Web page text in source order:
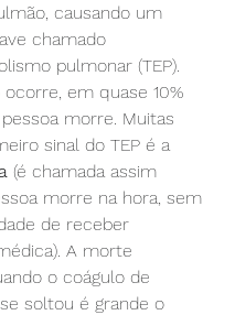
causando um
chamado
pulmonar (TEP).
ocorre, em quase 10%
morre. Muitas
sinal do TEP é a
(é chamada assim
morre na hora, sem
de receber
A morte
o coágulo de
soltou é grande o